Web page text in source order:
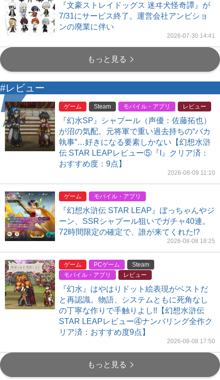
『文豪ストレイドッグス 迷ヰ犬怪奇譚』が
7/31にサービス終了。運営会社アンビショ
ンの廃業に伴い
2026-07-30 14:41
もっと見る
#レビュー
ゲーム Steam モバイル・アプリ レビュー
『幻水SP』シャプール（声優：佐藤拓也）
が沼の気配。元将軍で重い過去持ちの“バカ
執事”…好きになる要素しかない【幻想水滸
伝 STAR LEAPレビュー⑤『I』クリア済：
おすすめ度：9点】
2026-08-09 11:10
ゲーム モバイル・アプリ
『幻想水滸伝 STAR LEAP』ぼっちゃんやジ
ーン、SSRシャプール狙いでガチャ40連。
72時間限定の確定で、誰が来てくれた!?
2026-08-08 18:25
ゲーム PCゲーム
Steam
モバイル・アプリ
レビュー
『幻水』はやはりドット絵表現がベストだ
と再認識。物語、システムともに死角なし
の丁寧な作りで手触りよし!!【幻想水滸伝
STAR LEAPレビュー④ナンバリング全作ク
リア済：おすすめ度9点】
2026-08-08 17:50
もっと見る